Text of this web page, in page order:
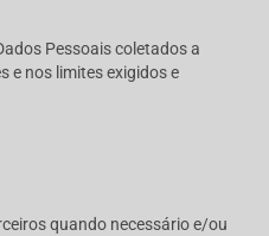
Pessoais coletados a
e nos limites exigidos e
quando necessário e/ou